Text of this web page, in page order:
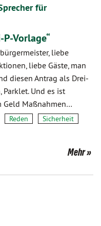
für
P-Vorlage“
liebe
liebe Gäste, man
diesen Antrag als Drei-
Parklet. Und es ist
Geld Maßnahmen…
Reden
Sicherheit
Mehr